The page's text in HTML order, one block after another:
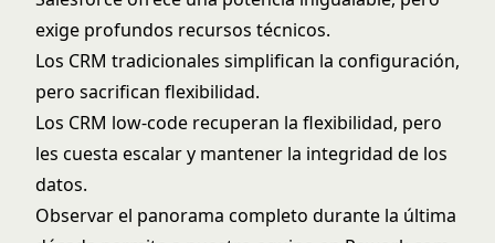
exige profundos recursos técnicos.
Los CRM tradicionales simplifican la configuración,
pero sacrifican flexibilidad.
Los CRM low-code recuperan la flexibilidad, pero
les cuesta escalar y mantener la integridad de los
datos.
Observar el panorama completo durante la última